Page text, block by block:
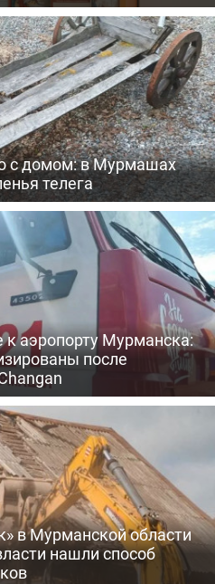
с домом: в Мурмашах
телега
к аэропорту Мурманска:
после
в Мурманской области
нашли способ